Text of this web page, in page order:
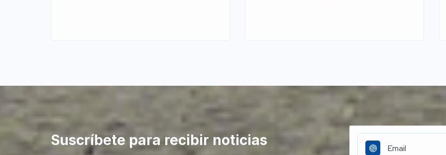
peques a los talleres, descubre los
puestos de artesanía y comercio […]
Suscríbete para recibir noticias